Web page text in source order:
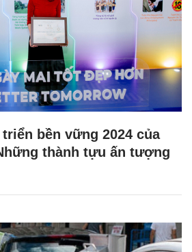
bền vững 2024 của
thành tựu ấn tượng